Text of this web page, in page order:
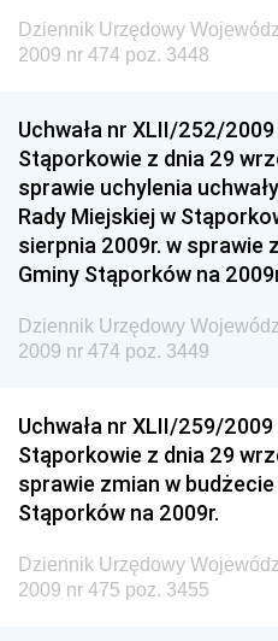
Dziennik Urzędowy
Rozwoju
Dziennik Urzędowy
Dziennik Urzędowy
Regionalnej
Dziennik Urzędowy
Dziennik Urzędowy
Dziennik Urzędowy
Inspektora Ochrony
Dziennik Urzędowy
Narodowego i Sportu
Dziennik Urzędowy
Dziennik Urzędowy
Dziennik Urzędowy
2009 nr 474 poz. 3448
Uchwała nr XLII/252/
Stąporkowie z dnia 29
sprawie uchylenia
Rady Miejskiej w
sierpnia 2009r. w sprawie
Gminy Stąporków na
Dziennik Urzędowy
2009 nr 474 poz. 3449
Uchwała nr XLII/259/
Stąporkowie z dnia 29
sprawie zmian w
Stąporków na 2009r.
Dziennik Urzędowy
2009 nr 475 poz. 3455